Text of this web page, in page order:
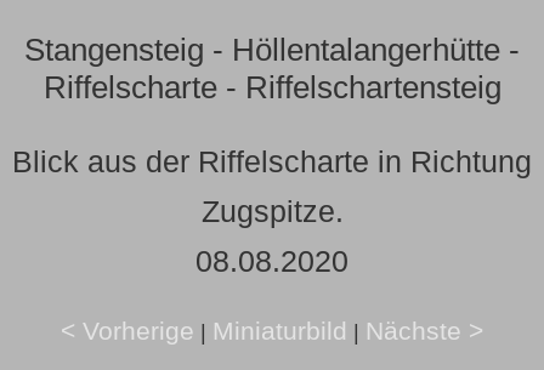
Stangensteig - Höllentalangerhütte -
Riffelscharte - Riffelschartensteig
Blick aus der Riffelscharte in Richtung
Zugspitze.
08.08.2020
< Vorherige | Miniaturbild | Nächste >